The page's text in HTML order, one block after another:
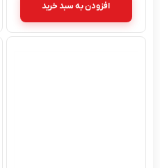
افزودن به سبد خرید